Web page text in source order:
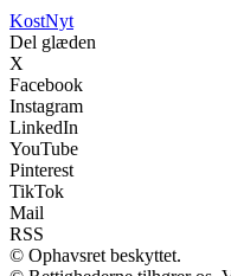
KostNyt
Del glæden
X
Facebook
Instagram
LinkedIn
YouTube
Pinterest
TikTok
Mail
RSS
© Ophavsret beskyttet.